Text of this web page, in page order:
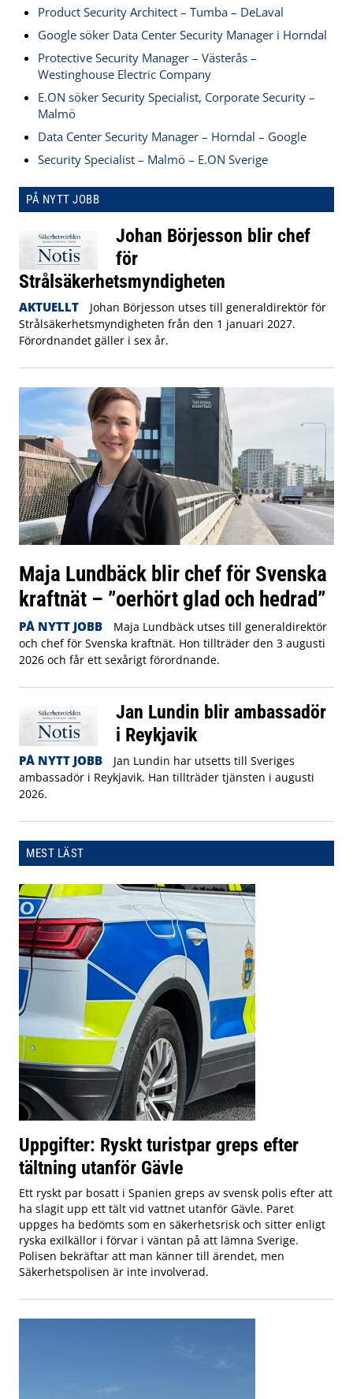
Product Security Architect – Tumba – DeLaval
Google söker Data Center Security Manager i Horndal
Protective Security Manager – Västerås –
Westinghouse Electric Company
E.ON söker Security Specialist, Corporate Security –
Malmö
Data Center Security Manager – Horndal – Google
Security Specialist – Malmö – E.ON Sverige
PÅ NYTT JOBB
Johan Börjesson blir chef
för
Strålsäkerhetsmyndigheten
AKTUELLT
Johan Börjesson utses till generaldirektör för
Strålsäkerhetsmyndigheten från den 1 januari 2027.
Förordnandet gäller i sex år.
Maja Lundbäck blir chef för Svenska
kraftnät – ”oerhört glad och hedrad”
PÅ NYTT JOBB
Maja Lundbäck utses till generaldirektör
och chef för Svenska kraftnät. Hon tillträder den 3 augusti
2026 och får ett sexårigt förordnande.
Jan Lundin blir ambassadör
i Reykjavik
PÅ NYTT JOBB
Jan Lundin har utsetts till Sveriges
ambassadör i Reykjavik. Han tillträder tjänsten i augusti
2026.
MEST LÄST
Uppgifter: Ryskt turistpar greps efter
tältning utanför Gävle
Ett ryskt par bosatt i Spanien greps av svensk polis efter att
ha slagit upp ett tält vid vattnet utanför Gävle. Paret
uppges ha bedömts som en säkerhetsrisk och sitter enligt
ryska exilkällor i förvar i väntan på att lämna Sverige.
Polisen bekräftar att man känner till ärendet, men
Säkerhetspolisen är inte involverad.